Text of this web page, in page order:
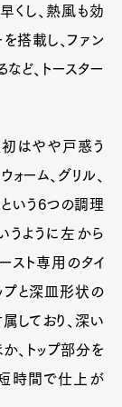
くし、熱風も効
搭載し、ファン
ど、トースター
はやや戸惑う
ーム、グリル、
という6つの調理
うように左から
スト専用のタイ
プと深皿形状の
しており、深い
、トップ部分を
時間で仕上が